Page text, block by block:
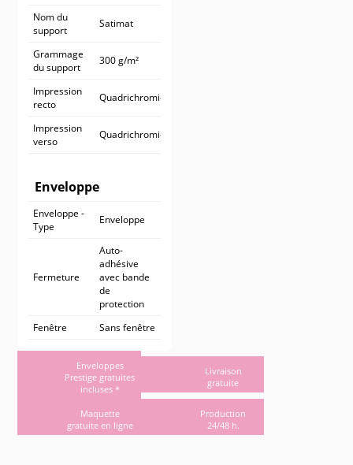
Nom du
support
Satimat
Grammage
du support
300 g/m²
Impression
recto
Quadrichromie
Impression
verso
Quadrichromie
Enveloppe
Enveloppe -
Type
Enveloppe
Fermeture
Auto-
adhésive
avec bande
de
protection
Fenêtre
Sans fenêtre
Enveloppes
Prestige gratuites
incluses *
Livraison
gratuite
Maquette
gratuite en ligne
Production
24/48 h.